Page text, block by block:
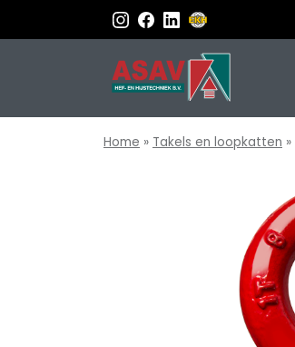
Home » Takels en loopkatten »